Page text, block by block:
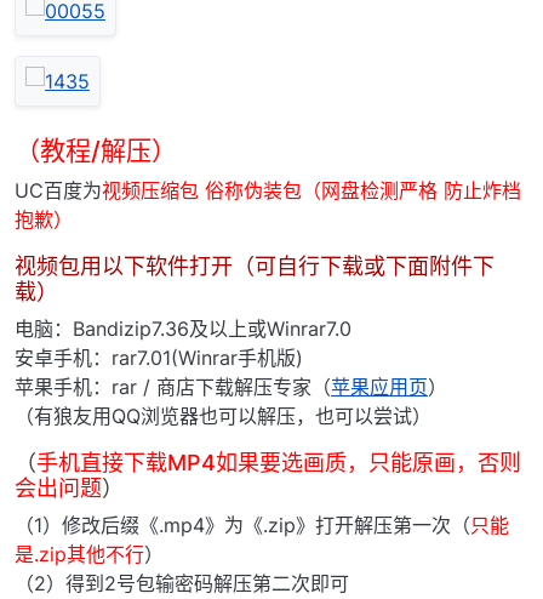
（教程/解压）
UC百度为视频压缩包 俗称伪装包（网盘检测严格 防止炸档
抱歉）
视频包用以下软件打开（可自行下载或下面附件下
载）
电脑：Bandizip7.36及以上或Winrar7.0
安卓手机：rar7.01(Winrar手机版)
苹果手机：rar / 商店下载解压专家（苹果应用页）
（有狼友用QQ浏览器也可以解压，也可以尝试）
（手机直接下载MP4如果要选画质，只能原画，否则
会出问题）
（1）修改后缀《.mp4》为《.zip》打开解压第一次（只能
是.zip其他不行）
（2）得到2号包输密码解压第二次即可